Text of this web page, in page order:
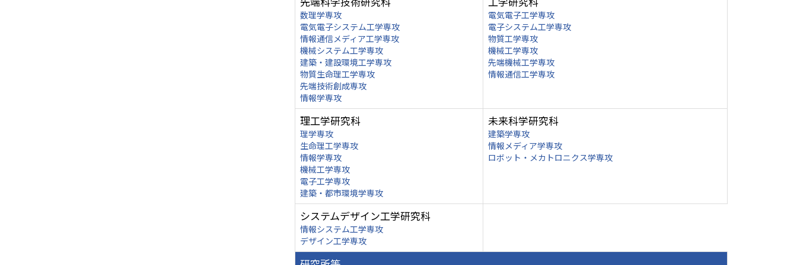
数理学専攻
電気電子システム工学専攻
情報通信メディア工学専攻
機械システム工学専攻
建築・建設環境工学専攻
物質生命理工学専攻
先端技術創成専攻
情報学専攻
電気電子工学専攻
電子システム工学専攻
物質工学専攻
機械工学専攻
先端機械工学専攻
情報通信工学専攻
理工学研究科
理学専攻
生命理工学専攻
情報学専攻
機械工学専攻
電子工学専攻
建築・都市環境学専攻
未来科学研究科
建築学専攻
情報メディア学専攻
ロボット・メカトロニクス学専攻
システムデザイン工学研究科
情報システム工学専攻
デザイン工学専攻